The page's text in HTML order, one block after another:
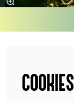
COOKIES